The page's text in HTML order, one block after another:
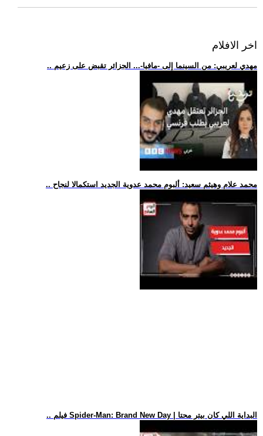
اخر الافلام
.. مهدي لعريبي: من السينما إلى -مافيا-... الجزائر تقبض على زعيم
.. محمد علام وهيثم سعيد: ألبوم محمد عدوية الجديد استكمالا لنجاح
.. فيلم Spider-Man: Brand New Day | البداية اللي كان بيتر محتا